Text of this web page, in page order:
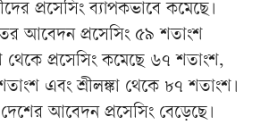
প্রসেসিং ব্যাপকভাবে কমেছে।
আবেদন প্রসেসিং ৫৯ শতাংশ
থেকে প্রসেসিং কমেছে ৬৭ শতাংশ,
এবং শ্রীলঙ্কা থেকে ৮৭ শতাংশ।
আবেদন প্রসেসিং বেড়েছে।